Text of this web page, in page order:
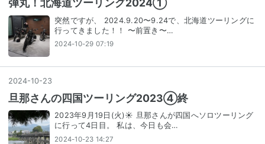
弾丸！北海道ツーリング2024①
突然ですが、 2024.9.20〜9.24で、北海道ツーリングに
行ってきました！！ 〜前置き〜…
2024-10-29 07:19
2024-10-23
旦那さんの四国ツーリング2023④終
2023年9月19日(火)☀ 旦那さんが四国へソロツーリング
に行って4日目。 私は、今日も会…
2024-10-23 14:27